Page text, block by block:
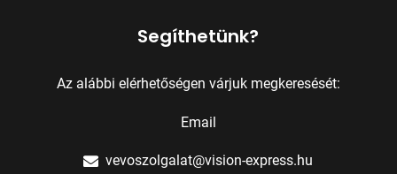
Segíthetünk?
Az alábbi elérhetőségen várjuk megkeresését:
Email
vevoszolgalat@vision-express.hu